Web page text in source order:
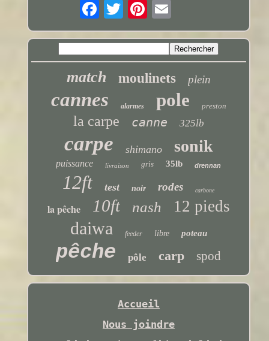
match moulinets plein
cannes alarmes pole preston
la carpe canne 325lb
carpe shimano sonik
puissance livraison gris 35lb drennan
12ft test noir rodes carbone
la pêche 10ft nash 12 pieds
daiwa feeder libre poteau
pêche pôle carp spod
Accueil
Nous joindre